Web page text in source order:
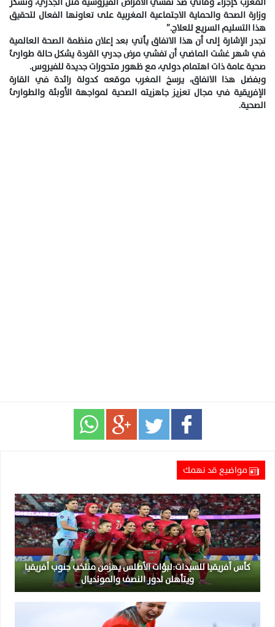
وزارة الصحة والحماية الاجتماعية المغربية على تعاونها الفعال لتحقيق
هذا التسليم السريع للعلاج.”
تجدر الإشارة إلى أن هذا الاتفاق يأتي بعد إعلان منظمة الصحة العالمية
في شهر غشت الماضي أن تفشي مرض جدري القردة يشكل حالة طوارئ
صحية عامة ذات اهتمام دولي، مع ظهور متحورات جديدة للفيروس.
وبفضل هذا الاتفاق، يرسخ المغرب موقعه كدولة رائدة في القارة
الإفريقية في مجال تعزيز جاهزيته الصحية لمواجهة الأوبئة والطوارئ
الصحية.
مواضيع قد تهمك
كأس أفريقيا للسيدات:لبؤات الأطلس يهزمن منتخب جنوب أفريقيا
ويتأهلن لدور النصف والمونديال